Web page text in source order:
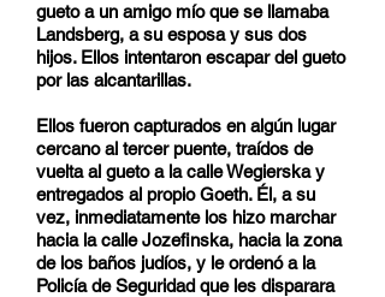
gueto a un amigo mío que se llamaba
Landsberg, a su esposa y sus dos
hijos. Ellos intentaron escapar del gueto
por las alcantarillas.
Ellos fueron capturados en algún lugar
cercano al tercer puente, traídos de
vuelta al gueto a la calle Wegierska y
entregados al propio Goeth. Él, a su
vez, inmediatamente los hizo marchar
hacia la calle Jozefinska, hacia la zona
de los baños judíos, y le ordenó a la
Policía de Seguridad que les disparara